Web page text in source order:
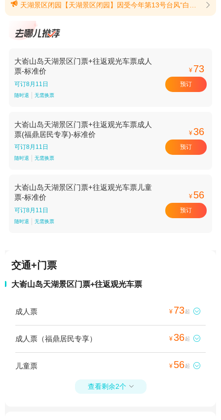
 天湖景区闭园【天湖景区闭园】因受今年第13号台风“白海豚”影响，根据上级部门有关通知要求，为保证广大游客人身安全，嵛山岛天湖景区即刻起暂时闭园，请广大游客相互转告。景区恢复运营时间将根据台风动态及天气状况另行通知。由此带来的不便，我们深表歉意，感谢您的理解与支持!(提示有效期2026/8/5至2026/8/10) 
大嵛山岛天湖景区门票+往返观光车票成人
票-标准价
可订8月11日
随时退 无需换票
¥ 73
预订
大嵛山岛天湖景区门票+往返观光车票成人
票(福鼎居民专享)-标准价
可订8月11日
随时退 无需换票
¥36
预订
大嵛山岛天湖景区门票+往返观光车票儿童
票-标准价
可订8月11日
随时退 无需换票
¥ 56
预订
交通+门票
大嵛山岛天湖景区门票+往返观光车票
成人票 ¥ 73起 
成人票（福鼎居民专享） ¥36起 
儿童票 ¥ 56起 
查看剩余2个 